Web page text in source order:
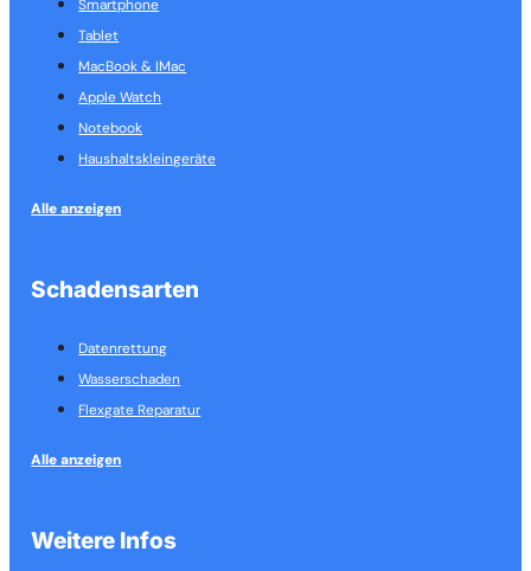
Smartphone
Tablet
MacBook & IMac
Apple Watch
Notebook
Haushalts­kleingeräte
Alle anzeigen
Schadensarten
Datenrettung
Wasserschaden
Flexgate Reparatur
Alle anzeigen
Weitere Infos